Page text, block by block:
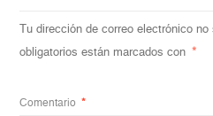
Tu dirección de correo electrónico
obligatorios están marcados con *
Comentario *